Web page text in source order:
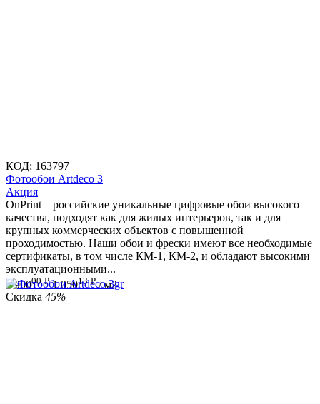
КОД: 163797
Фотообои Artdeco 3
Aкция
OnPrint – российские уникальные цифровые обои высокого
качества, подходят как для жилых интерьеров, так и для
крупных коммерческих объектов с повышенной
проходимостью. Наши обои и фрески имеют все необходимые
сертификаты, в том числе КМ-1, КМ-2, и обладают высокими
эксплуатационными...
1 90000 Р 1 05013 Р / м2
Скидка 45%